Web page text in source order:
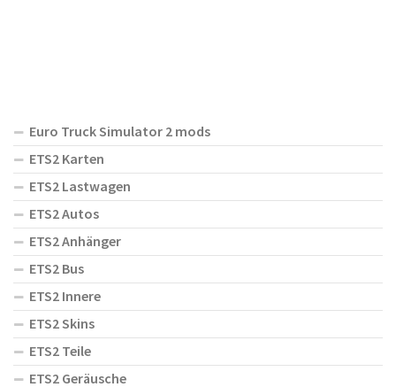
Euro Truck Simulator 2 mods
ETS2 Karten
ETS2 Lastwagen
ETS2 Autos
ETS2 Anhänger
ETS2 Bus
ETS2 Innere
ETS2 Skins
ETS2 Teile
ETS2 Geräusche